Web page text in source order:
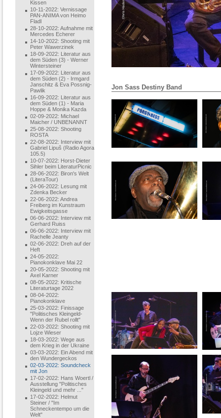
Kissen
10-11-2022: Vernissage
PAN-ANIMA von Heimo
Fladl
28-10-2022: Aufnahme mit
Mercedes Echerer
14-10-2022: Shooting mit
Peter Wawerzinek
18-09-2022: Literatur aus
dem Süden (3) - Werner
Wintersteiner
17-09-2022: Literatur aus
dem Süden (2) - Irmgard
Janschitz & Eva Possnig-
Pawlik
16-09-2022: Literatur aus
dem Süden (1) - Maria
Hoppe & Monika Kazda
02-09-2022: Michael
Maicher / UNBENANNT
25-08-2022: Shooting
ROSTA
22-08-2022: Interview mit
Gabriel Lipuš (Radio Agora
105.5)
10-07-2022: Horst-Dieter
Sihler beim LiteraturPicnic
28-06-2022: Biron's Welt
(LiteraTour)
24-06-2022: Lesung mit
Zdenka Becker
22-06-2022: Andrea
Freiberg im Kunstraum
Ewigkeitsgasse
06-06-2022: Interview mit
Gerhard Ruiss
06-06-2022: Interview mit
Rachelle Jeanty
02-06-2022: Dreh auf der
Heft
24-05-2022:
Pianokonklave Mai 22
20-05-2022: Shooting mit
Axel Karner
08-05-2022: Kritische
Literaturtage 2022
08-04-2022:
Pianokonklave
25-03-2022: Finissage
"Politisches Kleingeld-
Wenn der Rubel rollt"
22-03-2022: Shooting mit
Lojze Wieser
18-03-2022: Wege aus
dem Krieg in der Ukraine
03-03-2022: Ein Abend mit
den Wundergeckos
02-03-2022: Soundcheck
mit Jon
17-02-2022: Hans Woertl /
Ausstellung "Politisches
Kleingeld und mehr ..."
17-02-2022: Helmut
Steiner / "Im
Schneckentempo um die
Welt"
Jon Sass Destiny Band